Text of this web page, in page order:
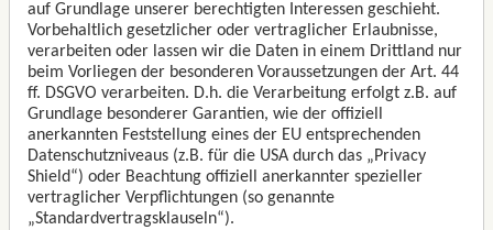
auf Grundlage unserer berechtigten Interessen geschieht.
Vorbehaltlich gesetzlicher oder vertraglicher Erlaubnisse,
verarbeiten oder lassen wir die Daten in einem Drittland nur
beim Vorliegen der besonderen Voraussetzungen der Art. 44
ff. DSGVO verarbeiten. D.h. die Verarbeitung erfolgt z.B. auf
Grundlage besonderer Garantien, wie der offiziell
anerkannten Feststellung eines der EU entsprechenden
Datenschutzniveaus (z.B. für die USA durch das „Privacy
Shield“) oder Beachtung offiziell anerkannter spezieller
vertraglicher Verpflichtungen (so genannte
„Standardvertragsklauseln“).